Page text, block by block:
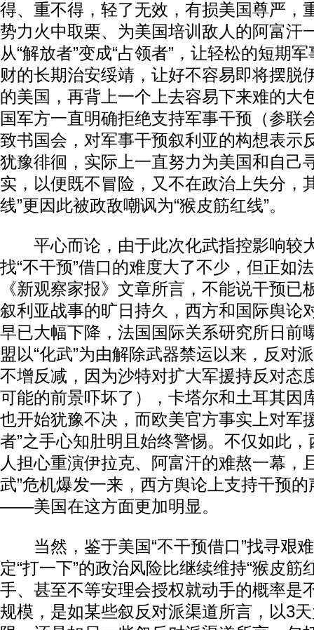
得、重不得，轻了无效，有损美国尊严，
势力火中取栗、为美国培训敌人的阿富汗
从“解放者”变成“占领者”，让轻松的短期
财的长期治安绥靖，让好不容易即将摆脱
的美国，再背上一个上去容易下来难的大
国军方一直明确拒绝支持军事干预（参联
致书国会，对军事干预叙利亚的构想表示
犹豫徘徊，实际上一直努力为美国和自己
实，以便既不冒险，又不在政治上失分，
线”更因此被政敌嘲讽为“猴皮筋红线”。
平心而论，由于此次化武指控影响较
找“不干预”借口的难度大了不少，但正如
《新观察家报》文章所言，不能说干预已
叙利亚战事的旷日持久，西方和国际舆论
早已大幅下降，法国国际关系研究所日前
盟以“化武”为由解除武器禁运以来，反对
不增反减，因为沙特对扩大军援持反对态
可能的前景吓坏了），卡塔尔和土耳其因
也开始犹豫不决，而欧美官方事实上对军
者”之手心知肚明且始终警惕。不仅如此
人担心重演伊拉克、阿富汗的难熬一幕，
武”危机爆发一来，西方舆论上支持干预
——美国在这方面更加明显。
当然，鉴于美国“不干预借口”找寻艰
定“打一下”的政治风险比继续维持“猴皮筋
手、甚至不等安理会授权就动手的概率是
规模，是如某些叙反对派渠道所言，以3